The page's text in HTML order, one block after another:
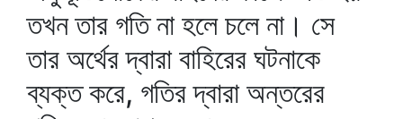
তখন তার গতি না হলে চলে না। সে
তার অর্থের দ্বারা বাহিরের ঘটনাকে
ব্যক্ত করে, গতির দ্বারা অন্তরের